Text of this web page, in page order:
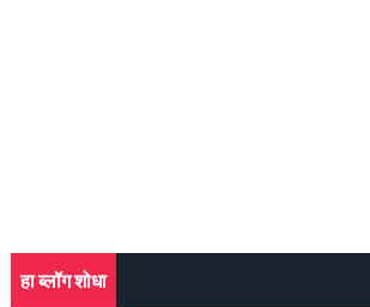
हा ब्लॉग शोधा